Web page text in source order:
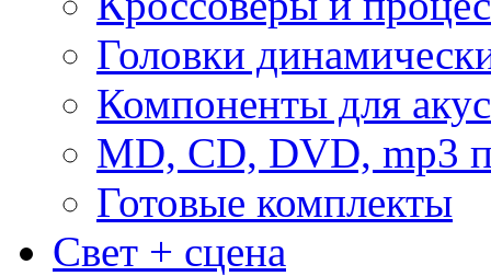
Головки
Компоненты для
MD, CD, DVD, mp3
Готовые комплекты
Свет + сцена